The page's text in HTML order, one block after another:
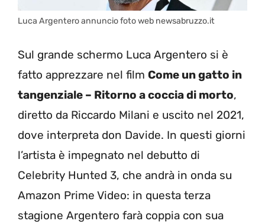
Luca Argentero annuncio foto web newsabruzzo.it
Sul grande schermo Luca Argentero si è
fatto apprezzare nel film Come un gatto in
tangenziale – Ritorno a coccia di morto,
diretto da Riccardo Milani e uscito nel 2021,
dove interpreta don Davide. In questi giorni
l’artista è impegnato nel debutto di
Celebrity Hunted 3, che andrà in onda su
Amazon Prime Video: in questa terza
stagione Argentero farà coppia con sua